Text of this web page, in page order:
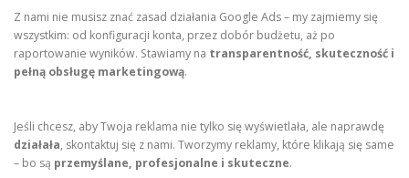
Z nami nie musisz znać zasad działania Google Ads – my zajmiemy się
wszystkim: od konfiguracji konta, przez dobór budżetu, aż po
raportowanie wyników. Stawiamy na transparentność, skuteczność i
pełną obsługę marketingową.
Jeśli chcesz, aby Twoja reklama nie tylko się wyświetlała, ale naprawdę
działała, skontaktuj się z nami. Tworzymy reklamy, które klikają się same
– bo są przemyślane, profesjonalne i skuteczne.